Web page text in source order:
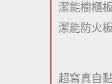
潔能櫥櫃板
潔能防火板
超寫真自